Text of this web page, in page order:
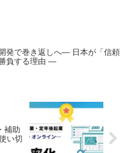
発で巻き返しへ― 日本が「信頼
負する理由 ―
補助
い切